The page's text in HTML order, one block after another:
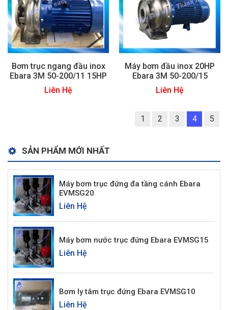
Bơm trục ngang đầu inox
Ebara 3M 50-200/11 15HP
Liên Hệ
Máy bơm đầu inox 20HP
Ebara 3M 50-200/15
Liên Hệ
1 2 3 4 5
SẢN PHẨM MỚI NHẤT
Máy bơm trục đứng đa tầng cánh Ebara
EVMSG20
Liên Hệ
Máy bơm nước trục đứng Ebara EVMSG15
Liên Hệ
Bơm ly tâm trục đứng Ebara EVMSG10
Liên Hệ